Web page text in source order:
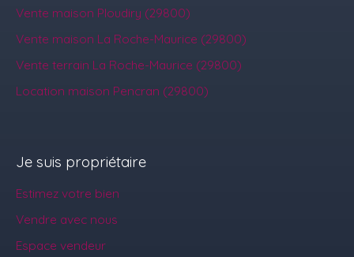
Vente maison Ploudiry (29800)
Vente maison La Roche-Maurice (29800)
Vente terrain La Roche-Maurice (29800)
Location maison Pencran (29800)
Je suis propriétaire
Estimez votre bien
Vendre avec nous
Espace vendeur